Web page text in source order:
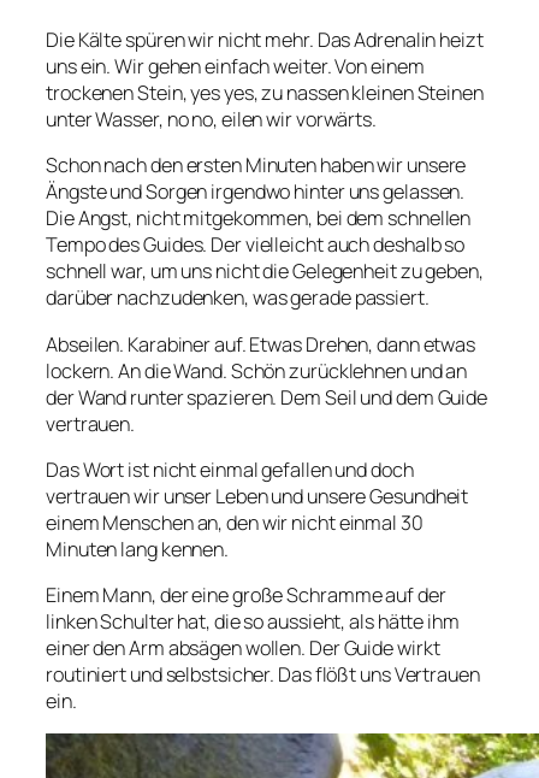
Die Kälte spüren wir nicht mehr. Das Adrenalin heizt
uns ein. Wir gehen einfach weiter. Von einem
trockenen Stein, yes yes, zu nassen kleinen Steinen
unter Wasser, no no, eilen wir vorwärts.
Schon nach den ersten Minuten haben wir unsere
Ängste und Sorgen irgendwo hinter uns gelassen.
Die Angst, nicht mitgekommen, bei dem schnellen
Tempo des Guides. Der vielleicht auch deshalb so
schnell war, um uns nicht die Gelegenheit zu geben,
darüber nachzudenken, was gerade passiert.
Abseilen. Karabiner auf. Etwas Drehen, dann etwas
lockern. An die Wand. Schön zurücklehnen und an
der Wand runter spazieren. Dem Seil und dem Guide
vertrauen.
Das Wort ist nicht einmal gefallen und doch
vertrauen wir unser Leben und unsere Gesundheit
einem Menschen an, den wir nicht einmal 30
Minuten lang kennen.
Einem Mann, der eine große Schramme auf der
linken Schulter hat, die so aussieht, als hätte ihm
einer den Arm absägen wollen. Der Guide wirkt
routiniert und selbstsicher. Das flößt uns Vertrauen
ein.